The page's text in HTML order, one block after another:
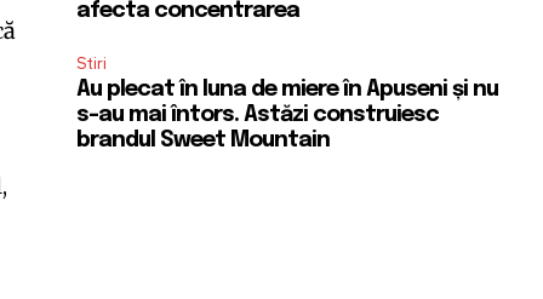
afecta concentrarea
Stiri
Au plecat în luna de miere în Apuseni și nu
s-au mai întors. Astăzi construiesc
brandul Sweet Mountain